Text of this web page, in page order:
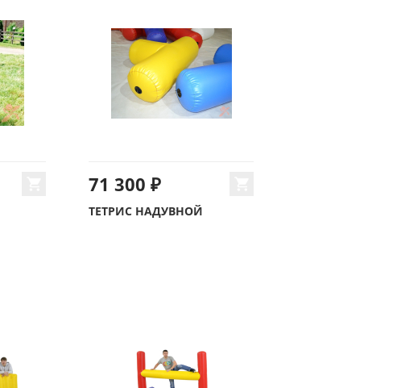
71 300 ₽
ТЕТРИС НАДУВНОЙ